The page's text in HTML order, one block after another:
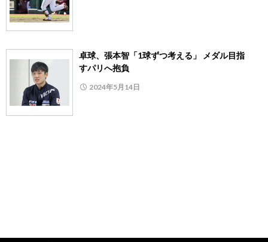
卓球、張本智「1球ずつ考える」 メダル目指
すパリへ抱負
2024年5月14日